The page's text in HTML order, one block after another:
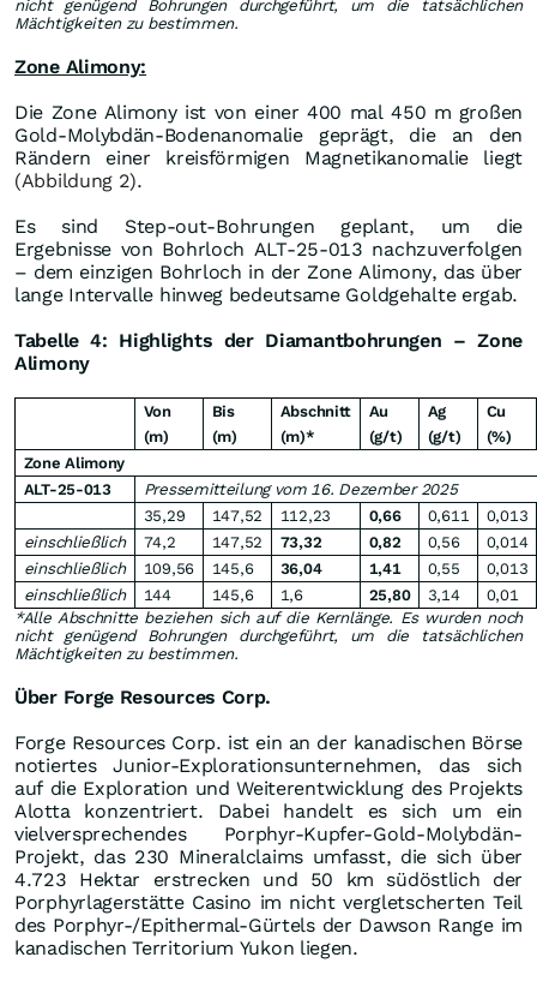
nicht genügend Bohrungen durchgeführt, um die tatsächlichen
Mächtigkeiten zu bestimmen.
Zone Alimony:
Die Zone Alimony ist von einer 400 mal 450 m großen
Gold-Molybdän-Bodenanomalie geprägt, die an den
Rändern einer kreisförmigen Magnetikanomalie liegt
(Abbildung 2).
Es sind Step-out-Bohrungen geplant, um die
Ergebnisse von Bohrloch ALT-25-013 nachzuverfolgen
– dem einzigen Bohrloch in der Zone Alimony, das über
lange Intervalle hinweg bedeutsame Goldgehalte ergab.
Tabelle 4: Highlights der Diamantbohrungen – Zone
Alimony
Von
(m)
Bis
(m)
Abschnitt
(m)*
Au
(g/t)
Ag
(g/t)
Cu
(%)
Zone Alimony
ALT-25-013
Pressemitteilung vom 16. Dezember 2025
35,29
147,52 112,23 0,66 0,611
0,013
einschließlich
74,2 147,52 73,32 0,82 0,56
0,014
einschließlich
109,56 145,6 36,04 1,41 0,55
0,013
einschließlich
144 145,6 1,6 25,80 3,14
0,01
*Alle Abschnitte beziehen sich auf die Kernlänge. Es wurden noch
nicht genügend Bohrungen durchgeführt, um die tatsächlichen
Mächtigkeiten zu bestimmen.
Über Forge Resources Corp.
Forge Resources Corp. ist ein an der kanadischen Börse
notiertes Junior-Explorationsunternehmen, das sich
auf die Exploration und Weiterentwicklung des Projekts
Alotta konzentriert. Dabei handelt es sich um ein
vielversprechendes Porphyr-Kupfer-Gold-Molybdän-
Projekt, das 230 Mineralclaims umfasst, die sich über
4.723 Hektar erstrecken und 50 km südöstlich der
Porphyrlagerstätte Casino im nicht vergletscherten Teil
des Porphyr-/Epithermal-Gürtels der Dawson Range im
kanadischen Territorium Yukon liegen.